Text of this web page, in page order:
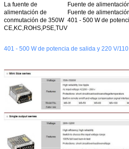
La fuente de
alimentación de
conmutación de 350W
CE,KC,ROHS,PSE,TUV
Fuente de
Fuente de
401 - 500 W de
401 - 500 W de potencia de salida y 220 V/